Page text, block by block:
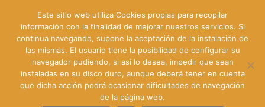
Este sitio web utiliza Cookies propias para recopilar
información con la finalidad de mejorar nuestros servicios. Si
continua navegando, supone la aceptación de la instalación de
las mismas. El usuario tiene la posibilidad de configurar su
navegador pudiendo, si así lo desea, impedir que sean
instaladas en su disco duro, aunque deberá tener en cuenta
que dicha acción podrá ocasionar dificultades de navegación
de la página web.